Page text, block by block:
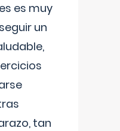
es muy
un
tan